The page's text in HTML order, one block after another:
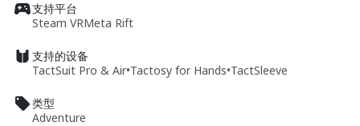
支持平台
Steam VRMeta Rift
支持的设备
TactSuit Pro & Air•Tactosy for Hands•TactSleeve
类型
Adventure